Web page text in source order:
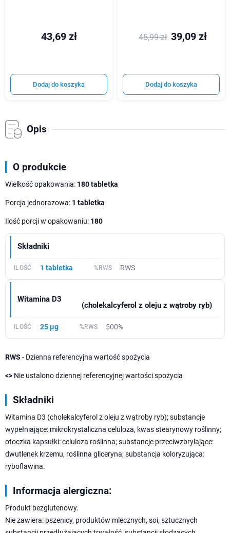
43,69 zł
Dodaj do koszyka
45,99 zł 39,09 zł
Dodaj do koszyka
Opis
O produkcie
Wielkość opakowania: 180 tabletka
Porcja jednorazowa: 1 tabletka
Ilość porcji w opakowaniu: 180
Składniki
1 tabletka RWS
Witamina D3
(cholekalcyferol z oleju z wątroby ryb)
25 µg 500%
RWS - Dzienna referencyjna wartość spożycia
<> Nie ustalono dziennej referencyjnej wartości spożycia
Składniki
Witamina D3 (cholekalcyferol z oleju z wątroby ryb); substancje
wypełniające: mikrokrystaliczna celuloza, kwas stearynowy roślinny;
otoczka kapsułki: celuloza roślinna; substancje przeciwzbrylające:
dwutlenek krzemu, roślinna gliceryna; substancja koloryzująca:
ryboflawina.
Informacja alergiczna:
Produkt bezglutenowy.
Nie zawiera: pszenicy, produktów mlecznych, soi, sztucznych